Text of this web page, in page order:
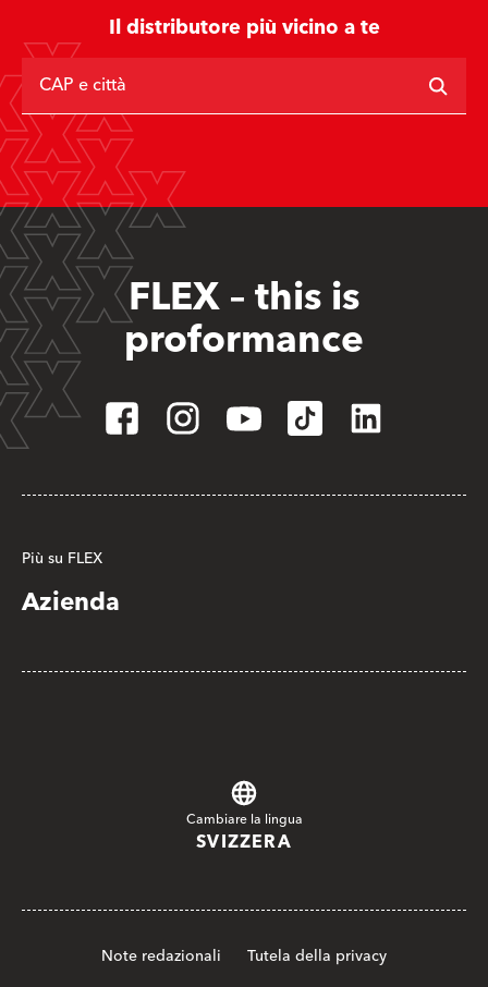
Il distributore più vicino a te
CAP e città
FLEX – this is
proformance
Più su FLEX
Azienda
Cambiare la lingua
SVIZZERA
Note redazionali
Tutela della privacy